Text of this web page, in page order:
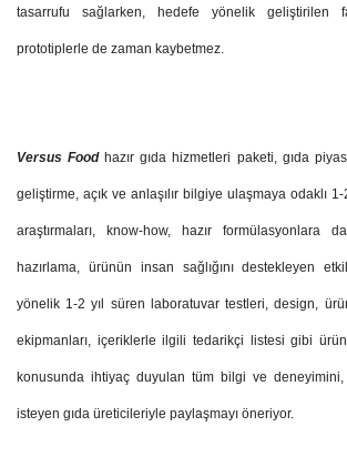
tasarrufu sağlarken, hedefe yönelik geliştirilen
prototiplerle de zaman kaybetmez.
Versus Foodhazır gıda hizmetleri paketi, gıda
geliştirme, açık ve anlaşılır bilgiye ulaşmaya odaklı
araştırmaları, know-how, hazır formülasyonlara
hazırlama, ürünün insan sağlığını destekleyen
yönelik 1-2 yıl süren laboratuvar testleri, design,
ekipmanları, içeriklerle ilgili tedarikçi listesi gibi
konusunda ihtiyaç duyulan tüm bilgi ve deneyimini,
isteyen gıda üreticileriyle paylaşmayı öneriyor.